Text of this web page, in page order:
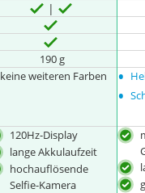
190 g
keine weiteren Farben •
•
120Hz-Display
lange Akkulaufzeit
hochauflösende
Selfie-Kamera